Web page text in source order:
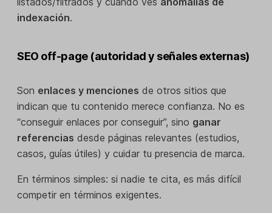
indexación.
SEO off-page (autoridad y señales externas)
Son enlaces y menciones de otros sitios que
indican que tu contenido merece confianza. No es
“conseguir enlaces por conseguir”, sino ganar
referencias desde páginas relevantes (estudios,
casos, guías útiles) y cuidar tu presencia de marca.
En términos simples: si nadie te cita, es más difícil
competir en términos exigentes.